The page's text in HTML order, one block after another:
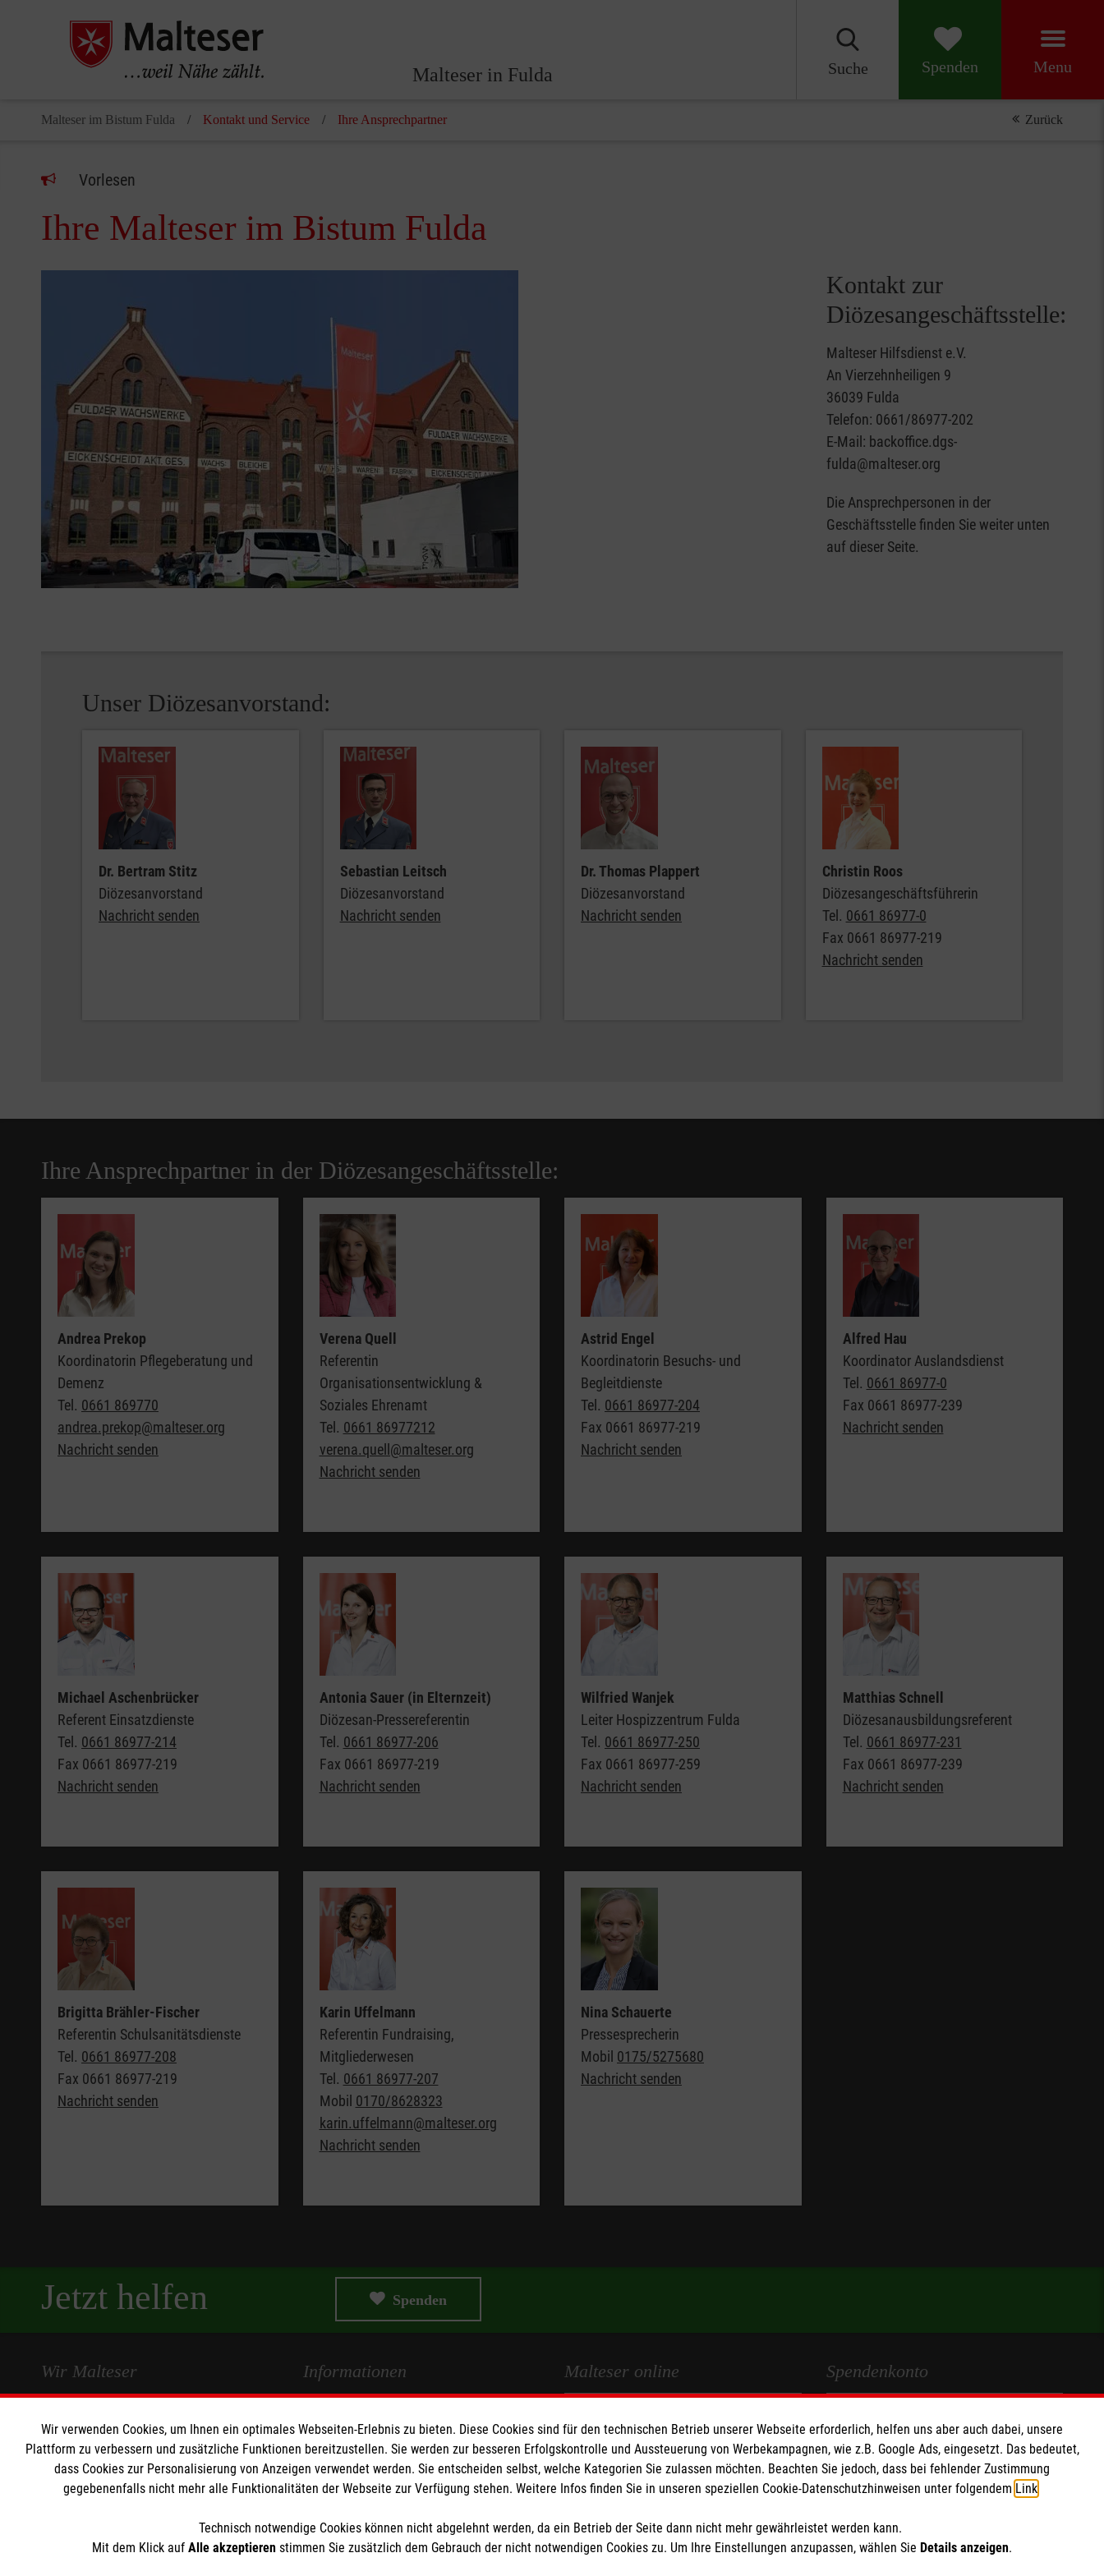
Malteser in Fulda Suche Spenden Menu
Malteser im Bistum Fulda Kontakt und Service Ihre Ansprechpartner Zurück
Vorlesen
Ihre Malteser im Bistum Fulda
Kontakt zur
Diözesangeschäftsstelle:
Malteser Hilfsdienst e.V.
An Vierzehnheiligen 9
36039 Fulda
Telefon: 0661/86977-202
E-Mail: backoffice.dgs-
fulda@malteser.org
Die Ansprechpersonen in der
Geschäftsstelle finden Sie weiter unten
auf dieser Seite.
Unser Diözesanvorstand:
Dr. Bertram Stitz
Diözesanvorstand
Nachricht senden
Sebastian Leitsch
Diözesanvorstand
Nachricht senden
Dr. Thomas Plappert
Diözesanvorstand
Nachricht senden
Christin Roos
Diözesangeschäftsführerin
Tel. 0661 86977-0
Fax 0661 86977-219
Nachricht senden
Ihre Ansprechpartner in der Diözesangeschäftsstelle:
Andrea Prekop
Koordinatorin Pflegeberatung und
Demenz
Tel. 0661 869770
andrea.prekop@malteser.org
Nachricht senden
Verena Quell
Referentin
Organisationsentwicklung &
Soziales Ehrenamt
Tel. 0661 86977212
verena.quell@malteser.org
Nachricht senden
Astrid Engel
Koordinatorin Besuchs- und
Begleitdienste
Tel. 0661 86977-204
Fax 0661 86977-219
Nachricht senden
Alfred Hau
Koordinator Auslandsdienst
Tel. 0661 86977-0
Fax 0661 86977-239
Nachricht senden
Michael Aschenbrücker
Referent Einsatzdienste
Tel. 0661 86977-214
Fax 0661 86977-219
Nachricht senden
Antonia Sauer (in Elternzeit)
Diözesan-Pressereferentin
Tel. 0661 86977-206
Fax 0661 86977-219
Nachricht senden
Wilfried Wanjek
Leiter Hospizzentrum Fulda
Tel. 0661 86977-250
Fax 0661 86977-259
Nachricht senden
Matthias Schnell
Diözesanausbildungsreferent
Tel. 0661 86977-231
Fax 0661 86977-239
Nachricht senden
Brigitta Brähler-Fischer
Referentin Schulsanitätsdienste
Tel. 0661 86977-208
Fax 0661 86977-219
Nachricht senden
Karin Uffelmann
Referentin Fundraising,
Mitgliederwesen
Tel. 0661 86977-207
Mobil 0170/8628323
karin.uffelmann@malteser.org
Nachricht senden
Nina Schauerte
Pressesprecherin
Mobil 0175/5275680
Nachricht senden
Jetzt helfen Spenden
Wir Malteser
Angebote & Leistungen
Kursangebote
Mitarbeiten & Stellenangebote
Informationen
Presse und Medien
Transparenz
Impressum
Malteser online
Malteser Jugend
Malteser International
Mediathek
Spendenkonto
IBAN: DE68 3706 0193 4006 4700 20
BIC: GENODED 1PA7
Wir verwenden Cookies, um Ihnen ein optimales Webseiten-Erlebnis zu bieten. Diese Cookies sind für den technischen Betrieb unserer Webseite erforderlich, helfen uns aber auch dabei, unsere
Plattform zu verbessern und zusätzliche Funktionen bereitzustellen. Sie werden zur besseren Erfolgskontrolle und Aussteuerung von Werbekampagnen, wie z.B. Google Ads, eingesetzt. Das bedeutet,
dass Cookies zur Personalisierung von Anzeigen verwendet werden. Sie entscheiden selbst, welche Kategorien Sie zulassen möchten. Beachten Sie jedoch, dass bei fehlender Zustimmung
gegebenenfalls nicht mehr alle Funktionalitäten der Webseite zur Verfügung stehen. Weitere Infos finden Sie in unseren speziellen Cookie-Datenschutzhinweisen unter folgendem Link
Technisch notwendige Cookies können nicht abgelehnt werden, da ein Betrieb der Seite dann nicht mehr gewährleistet werden kann.
Mit dem Klick auf Alle akzeptieren stimmen Sie zusätzlich dem Gebrauch der nicht notwendigen Cookies zu. Um Ihre Einstellungen anzupassen, wählen Sie Details anzeigen.